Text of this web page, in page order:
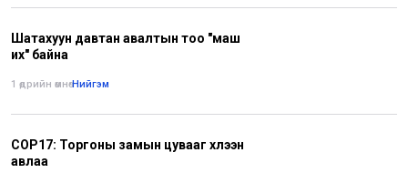
Шатахуун давтан авалтын тоо "маш
их" байна
1 өдрийн өмнө•Нийгэм
COP17: Торгоны замын цувааг хүлээн
авлаа